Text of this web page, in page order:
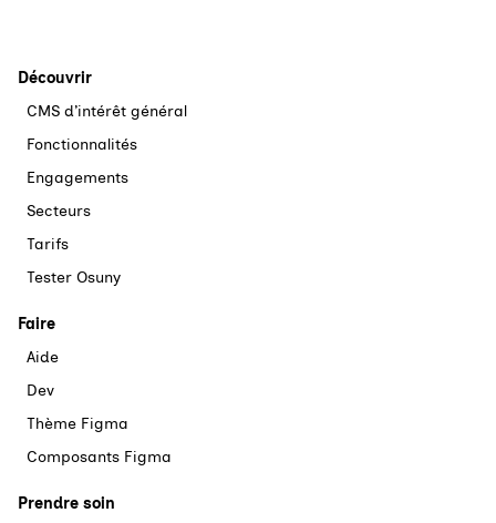
Découvrir
CMS d’intérêt général
Fonctionnalités
Engagements
Secteurs
Tarifs
Tester Osuny
Faire
Aide
Dev
Thème Figma
Composants Figma
Prendre soin